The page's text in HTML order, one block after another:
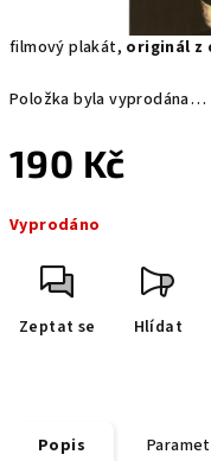
filmový plakát, originál z
Položka byla vyprodána…
190 Kč
cena:
Vyprodáno
Zeptat se Hlídat
Popis